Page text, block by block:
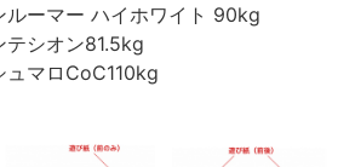
ルーマー ハイホワイト 90kg
テシオン81.5kg
ュマロCoC110kg